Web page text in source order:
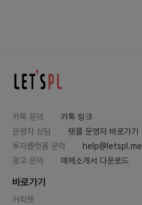
카톡 문의
카톡 링크
운영자 상담
렛플 운영자 바로가기
투자플랫폼 문의
help@letspl.me
광고 문의
매체소개서 다운로드
바로가기
커피챗